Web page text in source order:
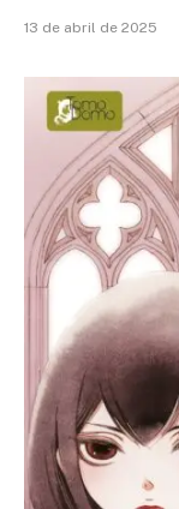
13 de abril de 2025